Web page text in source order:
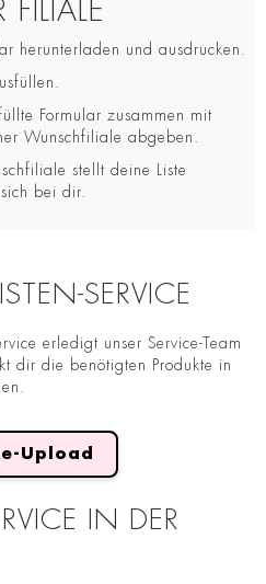
herunterladen und ausdrucken.
Formular zusammen mit
Wunschfiliale abgeben.
stellt deine Liste
bei dir.
SERVICE
erledigt unser Service-Team
dir die benötigten Produkte in
Upload
IN DER